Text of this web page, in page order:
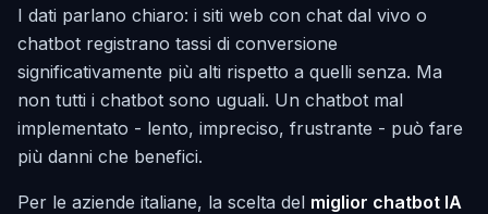
I dati parlano chiaro: i siti web con chat dal vivo o
chatbot registrano tassi di conversione
significativamente più alti rispetto a quelli senza. Ma
non tutti i chatbot sono uguali. Un chatbot mal
implementato - lento, impreciso, frustrante - può fare
più danni che benefici.
Per le aziende italiane, la scelta del miglior chatbot IA